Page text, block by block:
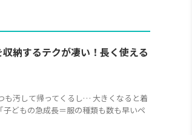
納するテクが凄い！長く使える
も汚して帰ってくるし… 大きくなると着
どもの急成長＝服の種類も数も早いペ